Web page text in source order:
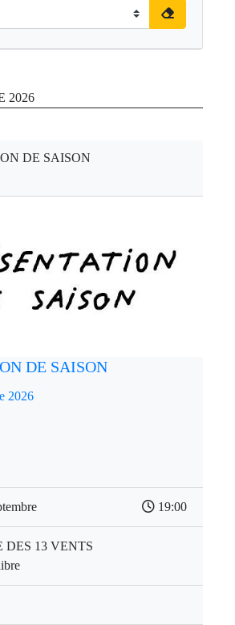
2026
DE SAISON
DE SAISON
2026
19:00
DES 13 VENTS